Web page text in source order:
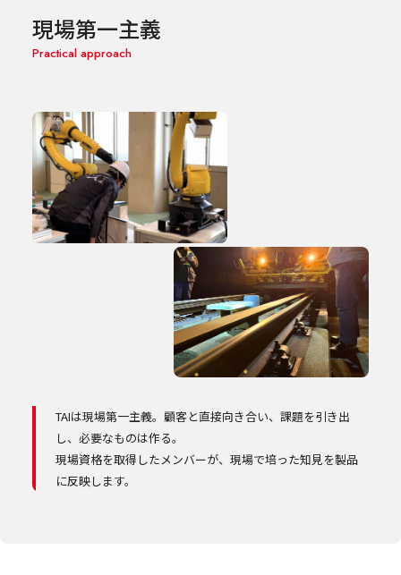
現場第一主義
Practical approach
TAIは現場第一主義。顧客と直接向き合い、課題を引き出
し、必要なものは作る。
現場資格を取得したメンバーが、現場で培った知見を製品
に反映します。